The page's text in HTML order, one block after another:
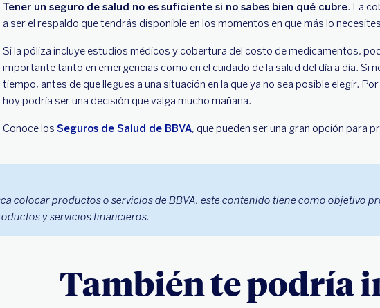
Tener un seguro de salud no es suficiente si no sabes bien qué cubre. La
a ser el respaldo que tendrás disponible en los momentos en que más lo
Si la póliza incluye estudios médicos y cobertura del costo de medicamentos,
importante tanto en emergencias como en el cuidado de la salud del día a día. Si
tiempo, antes de que llegues a una situación en la que ya no sea posible elegir.
hoy podría ser una decisión que valga mucho mañana.
Conoce los Seguros de Salud de BBVA, que pueden ser una gran opción para
colocar productos o servicios de BBVA, este contenido tiene como objetivo
y servicios financieros.
También te podría